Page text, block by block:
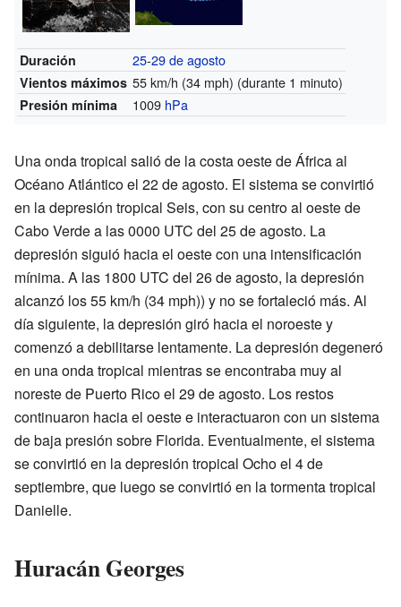
Duración 25-29 de agosto
Vientos máximos 55 km/h (34 mph) (durante 1 minuto)
Presión mínima 1009 hPa
Una onda tropical salió de la costa oeste de África al
Océano Atlántico el 22 de agosto. El sistema se convirtió
en la depresión tropical Seis, con su centro al oeste de
Cabo Verde a las 0000 UTC del 25 de agosto. La
depresión siguió hacia el oeste con una intensificación
mínima. A las 1800 UTC del 26 de agosto, la depresión
alcanzó los 55 km/h (34 mph)) y no se fortaleció más. Al
día siguiente, la depresión giró hacia el noroeste y
comenzó a debilitarse lentamente. La depresión degeneró
en una onda tropical mientras se encontraba muy al
noreste de Puerto Rico el 29 de agosto. Los restos
continuaron hacia el oeste e interactuaron con un sistema
de baja presión sobre Florida. Eventualmente, el sistema
se convirtió en la depresión tropical Ocho el 4 de
septiembre, que luego se convirtió en la tormenta tropical
Danielle.
Huracán Georges